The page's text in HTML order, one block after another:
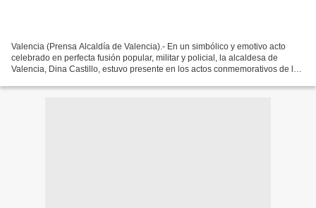
Valencia (Prensa Alcaldía de Valencia).- En un simbólico y emotivo acto
celebrado en perfecta fusión popular, militar y policial, la alcaldesa de
Valencia, Dina Castillo, estuvo presente en los actos conmemorativos de los